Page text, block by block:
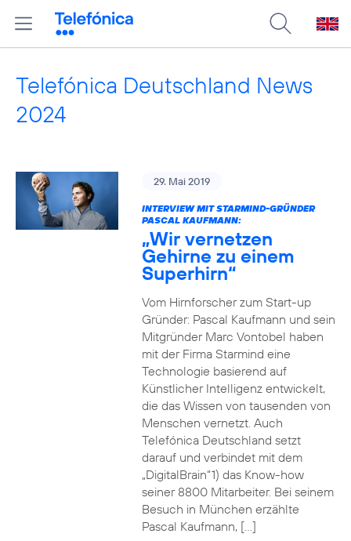
Telefónica Deutschland News
2024
29. Mai 2019
INTERVIEW MIT STARMIND-GRÜNDER
PASCAL KAUFMANN:
„Wir vernetzen
Gehirne zu einem
Superhirn“
Vom Hirnforscher zum Start-up
Gründer: Pascal Kaufmann und sein
Mitgründer Marc Vontobel haben
mit der Firma Starmind eine
Technologie basierend auf
Künstlicher Intelligenz entwickelt,
die das Wissen von tausenden von
Menschen vernetzt. Auch
Telefónica Deutschland setzt
darauf und verbindet mit dem
„DigitalBrain“1) das Know-how
seiner 8800 Mitarbeiter. Bei seinem
Besuch in München erzählte
Pascal Kaufmann, […]